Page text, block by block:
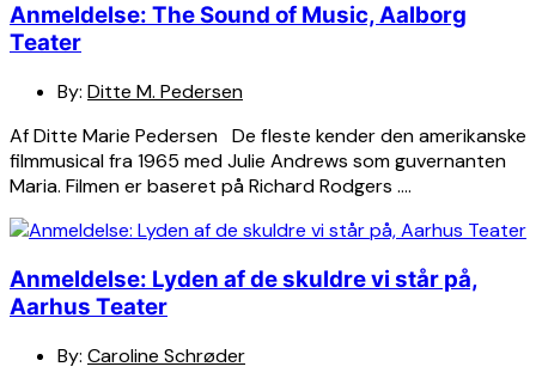
Anmeldelse: The Sound of Music, Aalborg
Teater
By: Ditte M. Pedersen
Af Ditte Marie Pedersen De fleste kender den amerikanske
filmmusical fra 1965 med Julie Andrews som guvernanten
Maria. Filmen er baseret på Richard Rodgers ….
Anmeldelse: Lyden af de skuldre vi står på,
Aarhus Teater
By: Caroline Schrøder